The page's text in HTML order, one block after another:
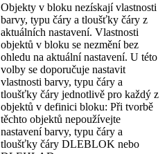
Objekty v bloku nezískají vlastnosti
barvy, typu čáry a tloušťky čáry z
aktuálních nastavení. Vlastnosti
objektů v bloku se nezmění bez
ohledu na aktuální nastavení. U této
volby se doporučuje nastavit
vlastnosti barvy, typu čáry a
tloušťky čáry jednotlivě pro každý z
objektů v definici bloku: Při tvorbě
těchto objektů nepoužívejte
nastavení barvy, typu čáry a
tloušťky čáry DLEBLOK nebo